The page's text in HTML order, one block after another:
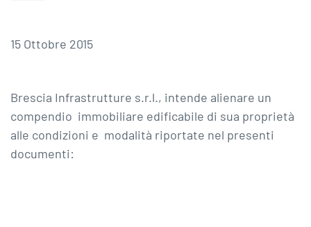
15 Ottobre 2015
Brescia Infrastrutture s.r.l., intende alienare un
compendio immobiliare edificabile di sua proprietà
alle condizioni e modalità riportate nel presenti
documenti: